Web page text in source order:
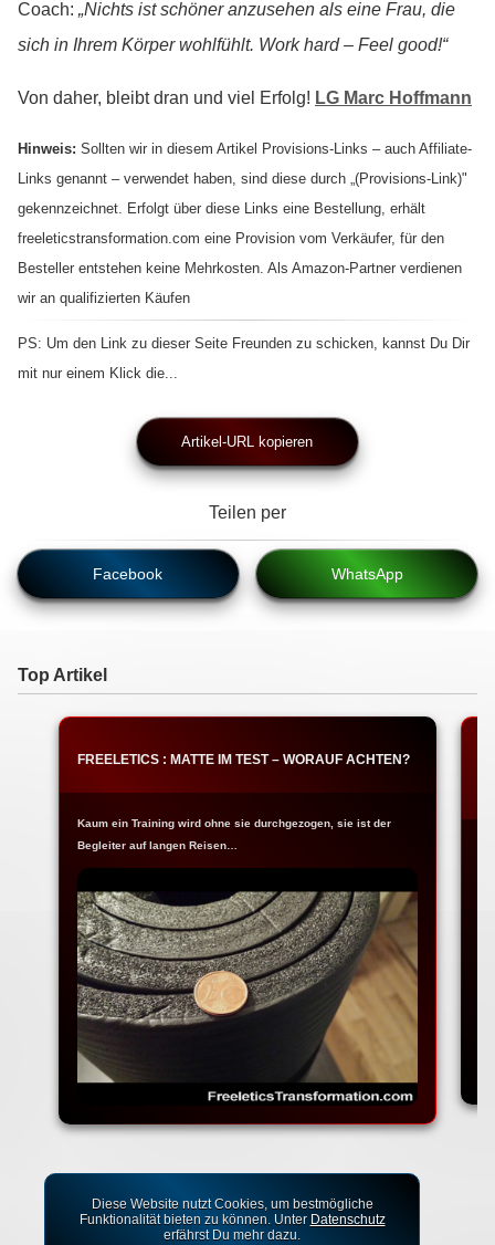
Coach: „Nichts ist schöner anzusehen als eine Frau, die
sich in Ihrem Körper wohlfühlt. Work hard – Feel good!“
Von daher, bleibt dran und viel Erfolg! LG Marc Hoffmann
Hinweis: Sollten wir in diesem Artikel Provisions-Links – auch Affiliate-
Links genannt – verwendet haben, sind diese durch „(Provisions-Link)"
gekennzeichnet. Erfolgt über diese Links eine Bestellung, erhält
freeleticstransformation.com eine Provision vom Verkäufer, für den
Besteller entstehen keine Mehrkosten. Als Amazon-Partner verdienen
wir an qualifizierten Käufen
PS: Um den Link zu dieser Seite Freunden zu schicken, kannst Du Dir
mit nur einem Klick die...
Artikel-URL kopieren
Teilen per
Facebook WhatsApp
Top Artikel
FREELETICS : MATTE IM TEST – WORAUF ACHTEN?
Kaum ein Training wird ohne sie durchgezogen, sie ist der
Begleiter auf langen Reisen…
Diese Website nutzt Cookies, um bestmögliche
Funktionalität bieten zu können. Unter Datenschutz
erfährst Du mehr dazu.